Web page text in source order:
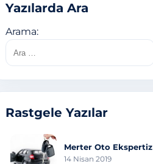
Yazılarda Ara
Arama:
Rastgele Yazılar
Merter Oto Ekspertiz
14 Nisan 2019